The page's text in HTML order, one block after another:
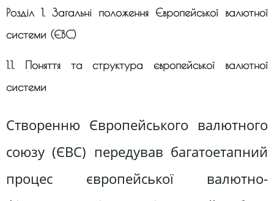
Розділ 1. Загальні положення Європейської валютної
системи (ЄВС)
1.1. Поняття та структура європейської валютної
системи
Створенню Європейського валютного
союзу (ЄВС) передував багатоетапний
процес європейської валютно-